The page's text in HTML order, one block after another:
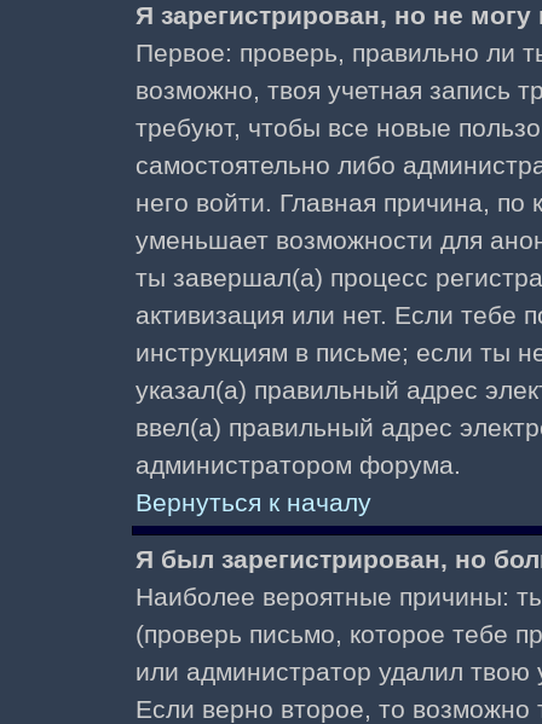
Я зарегистрирован, но не могу
Первое: проверь, правильно ли
возможно, твоя учетная запись
требуют, чтобы все новые
самостоятельно либо
него войти. Главная причина,
уменьшает возможности для
ты завершал(а) процесс
активизация или нет. Если тебе
инструкциям в письме; если ты
указал(а) правильный адрес
ввел(а) правильный адрес
администратором форума.
Вернуться к началу
Я был зарегистрирован, но
Наиболее вероятные причины:
(проверь письмо, которое тебе
или администратор удалил твою
Если верно второе, то